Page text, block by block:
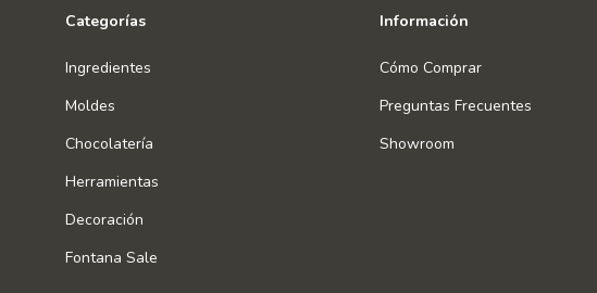
Categorías
Ingredientes
Moldes
Chocolatería
Herramientas
Decoración
Fontana Sale
Información
Cómo Comprar
Preguntas Frecuentes
Showroom